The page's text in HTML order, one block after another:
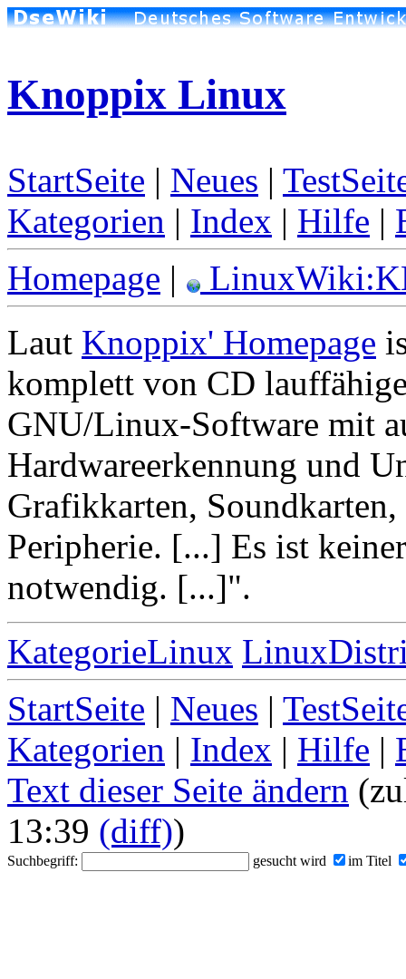
Knoppix Linux
StartSeite | Neues |
Kategorien | Index | Hilfe |
Homepage |
Laut Knoppix' Homepage
komplett von CD
GNU/Linux-Software mit
Hardwareerkennung und
Grafikkarten,
Peripherie. [...] Es ist
notwendig. [...]".
KategorieLinux
StartSeite | Neues |
Kategorien | Index | Hilfe |
Text dieser Seite ändern
13:39 (diff))
Suchbegriff: gesucht wird im Titel